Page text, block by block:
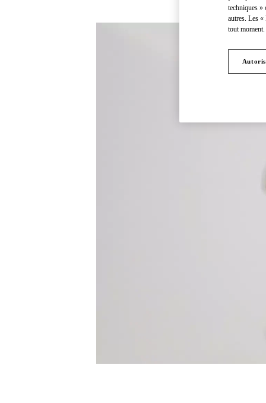
techniques »
autres. Les «
tout